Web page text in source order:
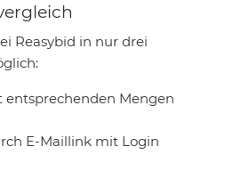
Reasybid in nur drei
entsprechenden Mengen
E-Maillink mit Login